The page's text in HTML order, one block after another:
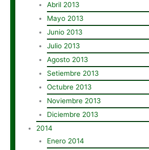
Abril 2013
Mayo 2013
Junio 2013
Julio 2013
Agosto 2013
Setiembre 2013
Octubre 2013
Noviembre 2013
Diciembre 2013
2014
Enero 2014